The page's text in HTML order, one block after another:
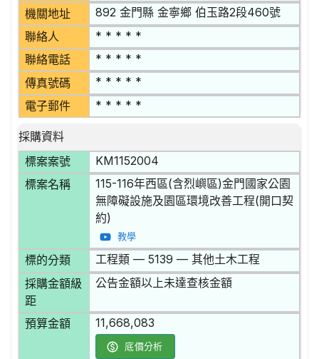
機關地址 892 金門縣 金寧鄉 伯玉路2段460號
聯絡人 * * * * *
聯絡電話 * * * * *
傳真號碼 * * * * *
電子郵件 * * * * *
採購資料
標案案號
KM1152004
標案名稱
115-116年西區(含烈嶼區)金門國家公園
無障礙設施及園區環境改善工程(開口契
約)
教學
標的分類 工程類 — 5139 — 其他土木工程
採購金額級
距
公告金額以上未達查核金額
預算金額 11,668,083
底價分析